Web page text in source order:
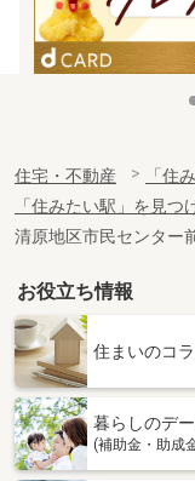
住宅・不動産
「住
「住みたい駅」を見つ
清原地区市民センター
お役立ち情報
住まいのコ
暮らしのデ
(補助金・助成